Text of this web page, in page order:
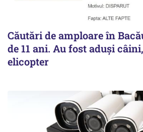
Căutări de amploare în
de 11 ani. Au fost aduși
elicopter